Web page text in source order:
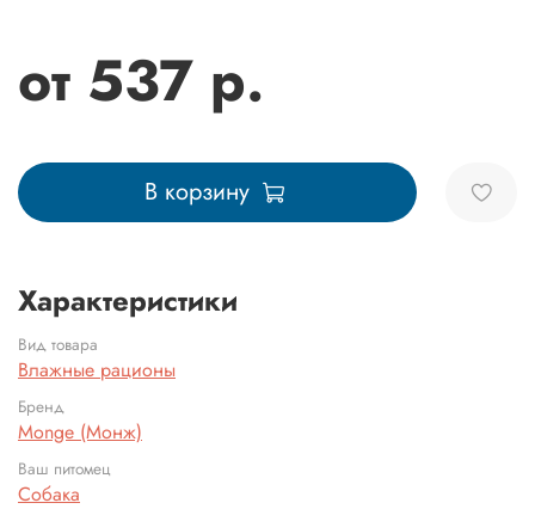
от 537 р.
В корзину
Характеристики
Вид товара
Влажные рационы
Бренд
Monge (Монж)
Ваш питомец
Собака